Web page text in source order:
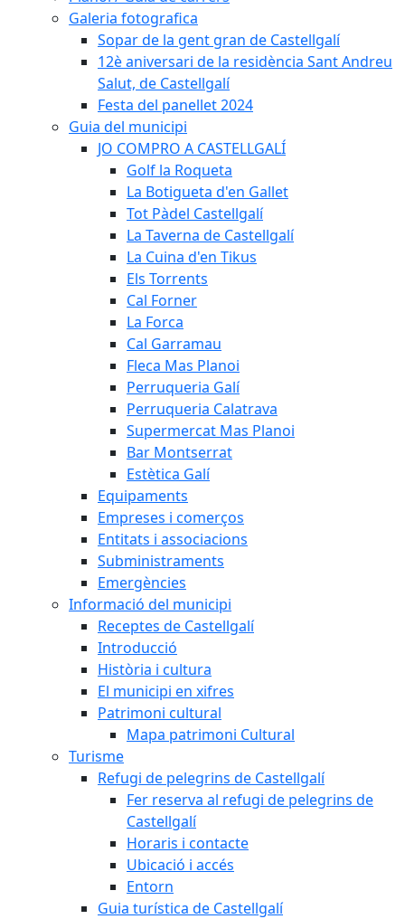
Galeria fotografica
Sopar de la gent gran de Castellgalí
12è aniversari de la residència Sant Andreu
Salut, de Castellgalí
Festa del panellet 2024
Guia del municipi
JO COMPRO A CASTELLGALÍ
Golf la Roqueta
La Botigueta d'en Gallet
Tot Pàdel Castellgalí
La Taverna de Castellgalí
La Cuina d'en Tikus
Els Torrents
Cal Forner
La Forca
Cal Garramau
Fleca Mas Planoi
Perruqueria Galí
Perruqueria Calatrava
Supermercat Mas Planoi
Bar Montserrat
Estètica Galí
Equipaments
Empreses i comerços
Entitats i associacions
Subministraments
Emergències
Informació del municipi
Receptes de Castellgalí
Introducció
Història i cultura
El municipi en xifres
Patrimoni cultural
Mapa patrimoni Cultural
Turisme
Refugi de pelegrins de Castellgalí
Fer reserva al refugi de pelegrins de
Castellgalí
Horaris i contacte
Ubicació i accés
Entorn
Guia turística de Castellgalí